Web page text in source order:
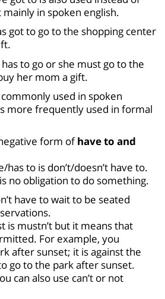
in spoken english.
got to go to the shopping center
to go or she must go to the
her mom a gift.
used in spoken
more frequently used in formal
form ofhave to and
has to is don’t/doesn’t have to.
no obligation to do something.
have to wait to be seated
is mustn’t but it means that
For example, you
after sunset; it is against the
go to the park after sunset.
can also use can’t or not